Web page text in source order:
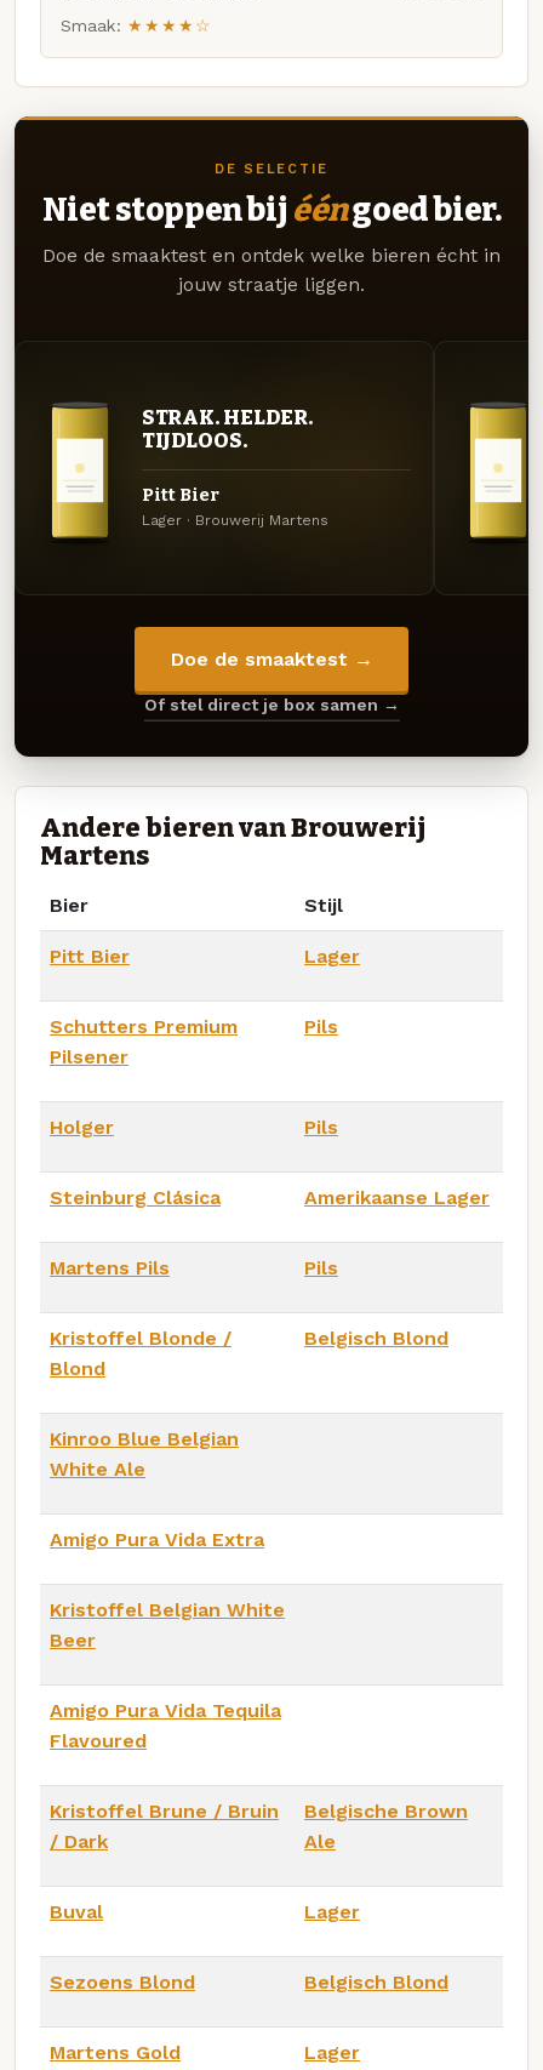
Smaak: ★★★★☆
DE SELECTIE
Niet stoppen bij ééngoed bier.
Doe de smaaktest en ontdek welke bieren écht in
jouw straatje liggen.
STRAK. HELDER.
TIJDLOOS.
Pitt Bier
Lager · Brouwerij Martens
Doe de smaaktest →
Of stel direct je box samen →
Andere bieren van Brouwerij
Martens
Bier Stijl
Pitt Bier Lager
Schutters Premium
Pilsener
Pils
Holger Pils
Steinburg Clásica Amerikaanse Lager
Martens Pils Pils
Kristoffel Blonde /
Blond
Belgisch Blond
Kinroo Blue Belgian
White Ale
Amigo Pura Vida Extra
Kristoffel Belgian White
Beer
Amigo Pura Vida Tequila
Flavoured
Kristoffel Brune / Bruin
/ Dark
Belgische Brown
Ale
Buval Lager
Sezoens Blond Belgisch Blond
Martens Gold Lager